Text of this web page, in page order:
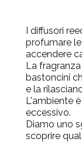
I diffusori
profumare
accendere
La
bastoncini
e la
L'ambiente
eccessivo.
Diamo uno
scoprire